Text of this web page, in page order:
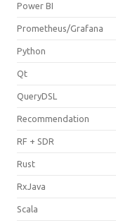
Power BI
Prometheus/Grafana
Python
Qt
QueryDSL
Recommendation
RF + SDR
Rust
RxJava
Scala